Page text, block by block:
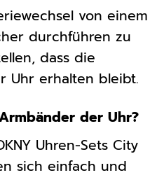
von einem
durchführen zu
dass die
Uhr erhalten bleibt.
der Uhr?
Uhren-Sets City
sich einfach und